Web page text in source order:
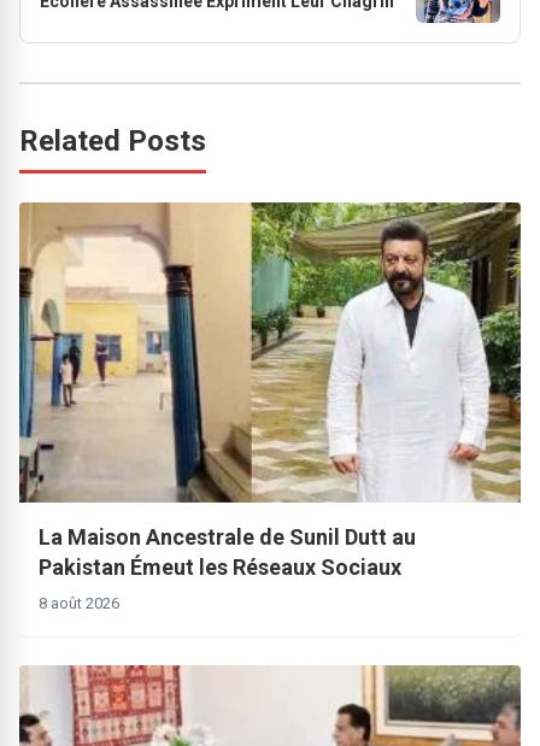
Related Posts
La Maison Ancestrale de Sunil Dutt au
Pakistan Émeut les Réseaux Sociaux
8 août 2026